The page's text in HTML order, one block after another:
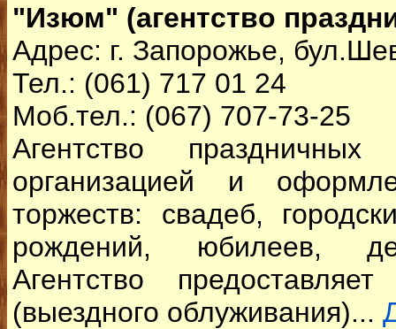
"Изюм" (агентство
Адрес: г. Запорожье,
Тел.: (061) 717 01 24
Моб.тел.: (067) 707-73-25
Агентство
организацией и
торжеств: свадеб,
рождений, юбилеев,
Агентство
(выездного облуживания)...